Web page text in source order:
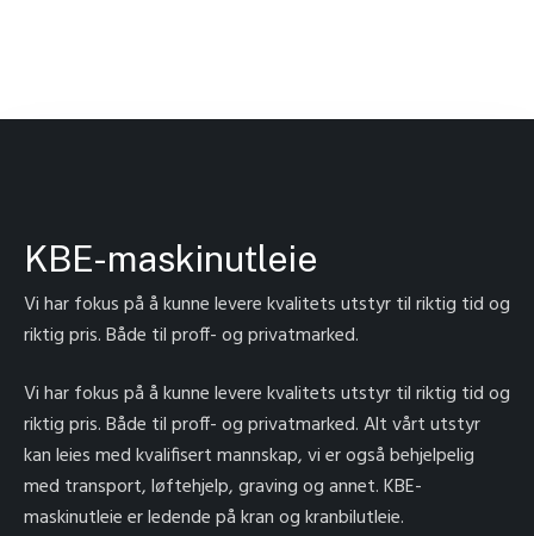
KBE-maskinutleie
Vi har fokus på å kunne levere kvalitets utstyr til riktig tid og
riktig pris. Både til proff- og privatmarked.
Vi har fokus på å kunne levere kvalitets utstyr til riktig tid og
riktig pris. Både til proff- og privatmarked. Alt vårt utstyr
kan leies med kvalifisert mannskap, vi er også behjelpelig
med transport, løftehjelp, graving og annet. KBE-
maskinutleie er ledende på kran og kranbilutleie.